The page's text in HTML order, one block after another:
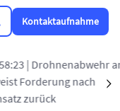
Kontaktaufnahme
| Drohnenabwehr an
nach